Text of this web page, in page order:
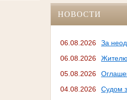
НОВОСТИ
06.08.2026
За
06.08.2026
Жителю
05.08.2026
04.08.2026
Судом